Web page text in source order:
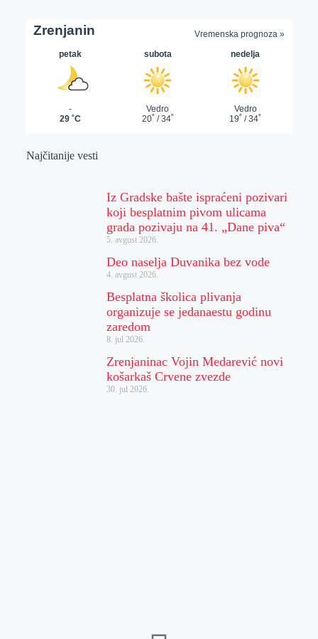
Najčitanije vesti
Iz Gradske bašte ispraćeni pozivari
koji besplatnim pivom ulicama
grada pozivaju na 41. „Dane piva“
5. avgust 2026.
Deo naselja Duvanika bez vode
4. avgust 2026.
Besplatna školica plivanja
organizuje se jedanaestu godinu
zaredom
8. jul 2026.
Zrenjaninac Vojin Medarević novi
košarkaš Crvene zvezde
30. jul 2026.